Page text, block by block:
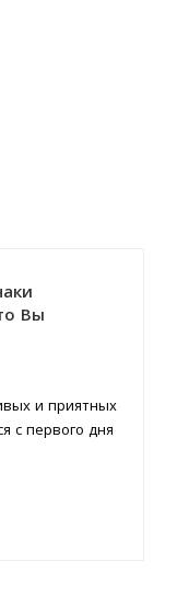
Вы
и приятных
с первого дня